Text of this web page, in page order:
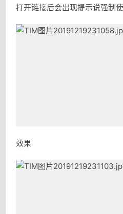
打开链接后会出现提示说强制
效果